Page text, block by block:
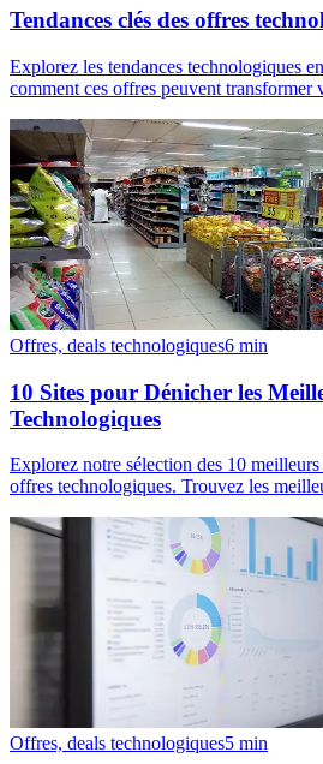
Tendances clés des offres
Explorez les tendances technologiques
comment ces offres peuvent transformer
Offres, deals technologiques6 min
10 Sites pour Dénicher les
Technologiques
Explorez notre sélection des 10
offres technologiques. Trouvez les
Offres, deals technologiques5 min